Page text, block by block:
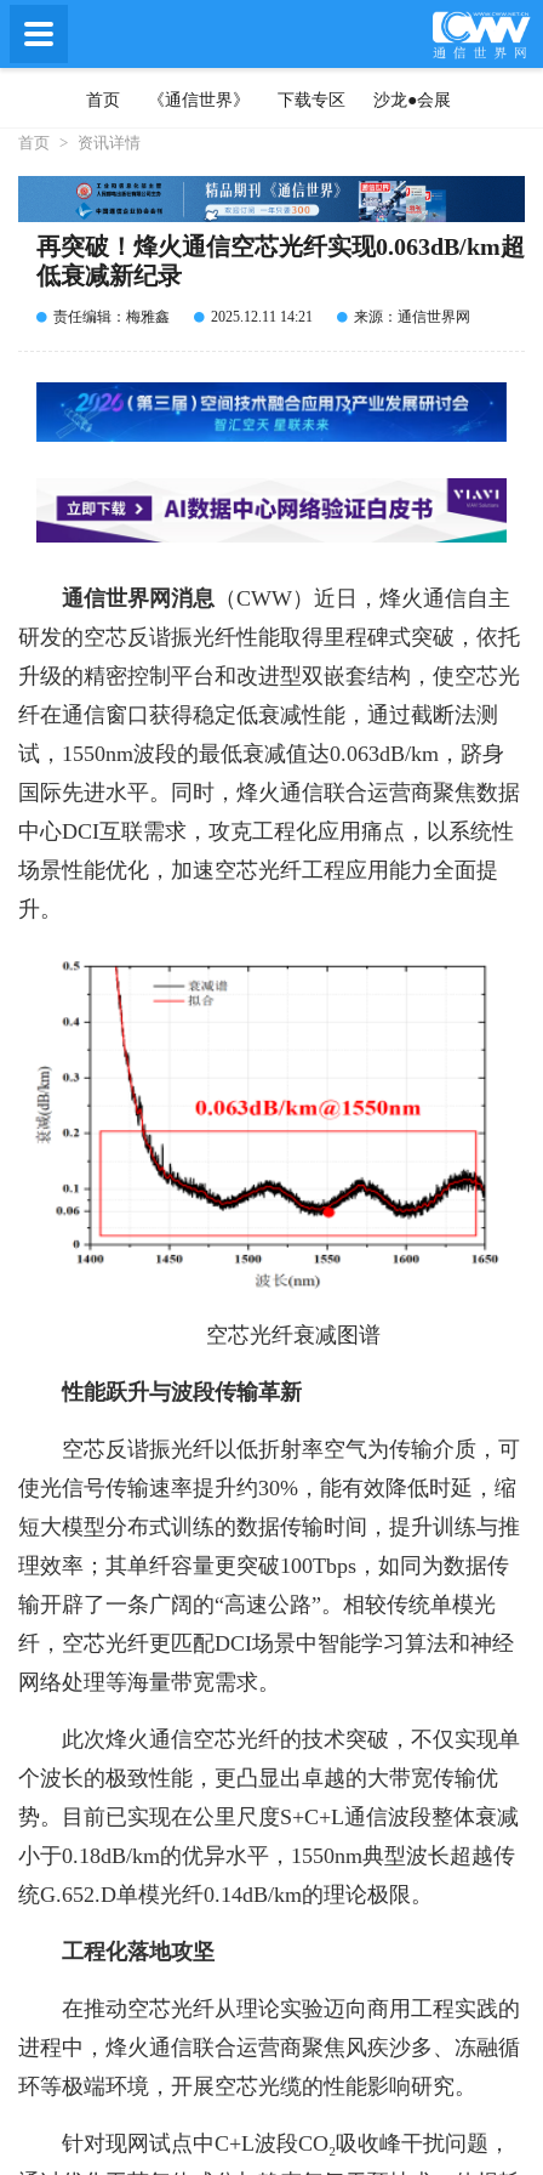
首页 《通信世界》 下载专区 沙龙●会展
首页 > 资讯详情
再突破！烽火通信空芯光纤实现0.063dB/km超
低衰减新纪录
责任编辑：梅雅鑫 2025.12.11 14:21 来源：通信世界网
通信世界网消息 （CWW） 近日，烽火通信自主
研发的空芯反谐振光纤性能取得里程碑式突破，依托
升级的精密控制平台和改进型双嵌套结构，使空芯光
纤在通信窗口获得稳定低衰减性能，通过截断法测
试，1550nm波段的最低衰减值达0.063dB/km，跻身
国际先进水平。同时，烽火通信联合运营商聚焦数据
中心DCI互联需求，攻克工程化应用痛点，以系统性
场景性能优化，加速空芯光纤工程应用能力全面提
升。
空芯光纤衰减图谱
性能跃升与波段传输革新
空芯反谐振光纤以低折射率空气为传输介质，可
使光信号传输速率提升约30%，能有效降低时延，缩
短大模型分布式训练的数据传输时间，提升训练与推
理效率；其单纤容量更突破100Tbps，如同为数据传
输开辟了一条广阔的“高速公路”。相较传统单模光
纤，空芯光纤更匹配DCI场景中智能学习算法和神经
网络处理等海量带宽需求。
此次烽火通信空芯光纤的技术突破，不仅实现单
个波长的极致性能，更凸显出卓越的大带宽传输优
势。目前已实现在公里尺度S+C+L通信波段整体衰减
小于0.18dB/km的优异水平，1550nm典型波长超越传
统G.652.D单模光纤0.14dB/km的理论极限。
工程化落地攻坚
在推动空芯光纤从理论实验迈向商用工程实践的
进程中，烽火通信联合运营商聚焦风疾沙多、冻融循
环等极端环境，开展空芯光缆的性能影响研究。
针对现网试点中C+L波段CO₂吸收峰干扰问题，